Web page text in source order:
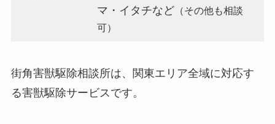
マ・イタチなど （その他も相談
可）
街角害獣駆除相談所は、関東エリア全域に対応す
る害獣駆除サービスです。